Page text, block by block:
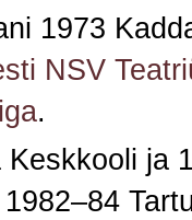
1973
NSV
.
Keskkooli ja